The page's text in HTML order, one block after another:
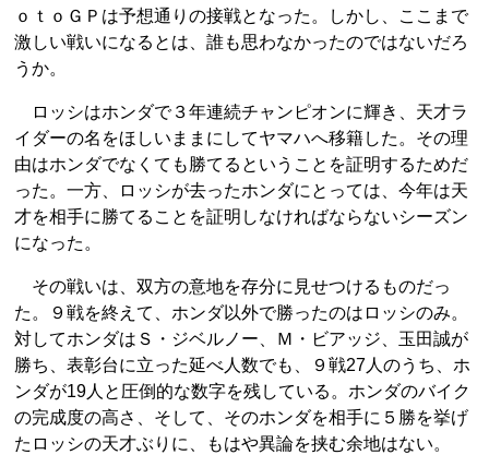
ｏｔｏＧＰは予想通りの接戦となった。しかし、ここまで
激しい戦いになるとは、誰も思わなかったのではないだろ
うか。
ロッシはホンダで３年連続チャンピオンに輝き、天才ラ
イダーの名をほしいままにしてヤマハへ移籍した。その理
由はホンダでなくても勝てるということを証明するためだ
った。一方、ロッシが去ったホンダにとっては、今年は天
才を相手に勝てることを証明しなければならないシーズン
になった。
その戦いは、双方の意地を存分に見せつけるものだっ
た。９戦を終えて、ホンダ以外で勝ったのはロッシのみ。
対してホンダはＳ・ジベルノー、Ｍ・ビアッジ、玉田誠が
勝ち、表彰台に立った延べ人数でも、９戦27人のうち、ホ
ンダが19人と圧倒的な数字を残している。ホンダのバイク
の完成度の高さ、そして、そのホンダを相手に５勝を挙げ
たロッシの天才ぶりに、もはや異論を挟む余地はない。